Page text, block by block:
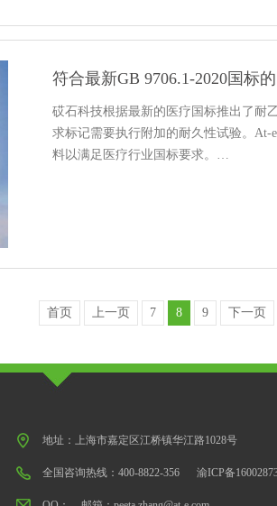
符合最新GB 9706.1-2020国标
砹石科技根据最新的医疗国标推出了耐
求标记需要执行附加的耐久性试验。
料以满足医疗行业国标要求。…
首页 上一页 7 8 9 下一页
地址：上海市嘉定区江桥镇华江路1028号
全国咨询热线：400-8822-356 渝ICP备